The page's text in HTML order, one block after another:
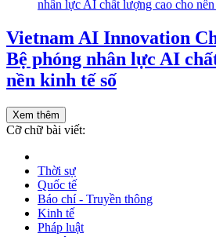
Vietnam AI Innovation
Bệ phóng nhân lực AI
nền kinh tế số
Xem thêm
Cỡ chữ bài viết:
Thời sự
Quốc tế
Báo chí - Truyền thông
Kinh tế
Pháp luật